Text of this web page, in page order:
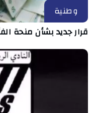
وطنية
قرار جديد بشأن منحة